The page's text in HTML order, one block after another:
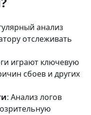
анализ
отслеживать
играют ключевую
сбоев и других
: Анализ логов